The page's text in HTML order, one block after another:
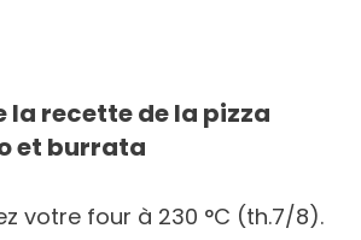
la recette de la pizza
et burrata
votre four à 230 °C (th.7/8).